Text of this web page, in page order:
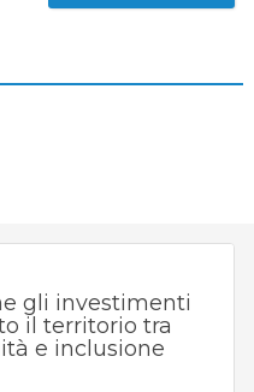
gli investimenti
il territorio tra
e inclusione